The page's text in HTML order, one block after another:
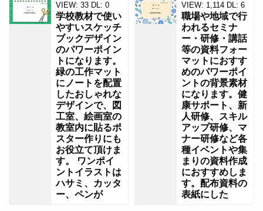
VIEW: 33 DL: 0
学校教材で使い
やすいスケッチ
ブックデザイン
のパワーポイン
トになります。
緑の工作マット
にノートを配置
したおしゃれな
デザインで、図
工室、絵画室の
教室内に貼るポ
スター作りにも
お役立て頂けま
す。 ワンポイ
ントイラストは
ハサミ、カッタ
ー、ペンが
VIEW: 1,114 DL: 6
職場や地域で行
われるセミナ
ー・研修・講話
等の資料フォー
マットにおすす
めのパワーポイ
ントの背景素材
になります。健
康サポート、新
人研修、スキル
アップ研修、マ
ナー研修など各
種イベントや集
まりの資料作成
におすすめしま
す。配布資料の
表紙にした